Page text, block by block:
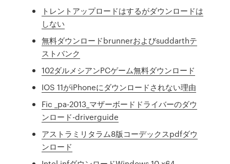
トレントアップロードはするがダウンロードは
しない
無料ダウンロードbrunnerおよびsuddarthテ
ストバンク
102ダルメシアンPCゲーム無料ダウンロード
IOS 11がiPhoneにダウンロードされない理由
Fic _pa-2013_マザーボードドライバーのダウ
ンロード-driverguide
アストラミリタラム8版コーデックスpdfダウ
ンロード